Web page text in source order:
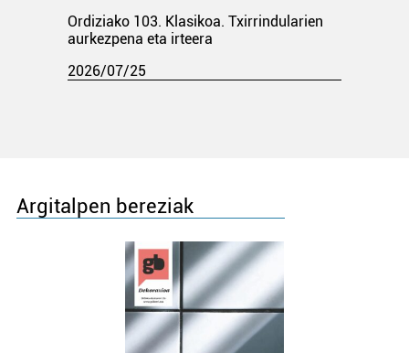
Ordiziako 103. Klasikoa. Txirrindularien
aurkezpena eta irteera
2026/07/25
Argitalpen bereziak